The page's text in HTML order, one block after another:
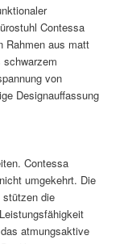
Contessa
Rahmen aus matt
schwarzem
von
Designauffassung
Contessa
umgekehrt. Die
die
atmungsaktive